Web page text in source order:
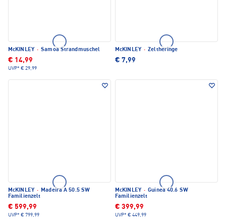
McKINLEY · Samoa Strandmuschel
€ 14,99
UVP* € 29,99
McKINLEY · Zeltheringe
€ 7,99
McKINLEY · Madeira A 50.5 SW
Familienzelt
€ 599,99
UVP* € 799,99
McKINLEY · Guinea 40.6 SW
Familienzelt
€ 399,99
UVP* € 449,99